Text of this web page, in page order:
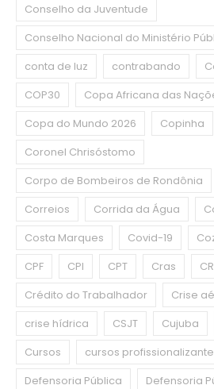
Conselho da Juventude
Conselho Nacional do Ministério
conta de luz
contrabando
COP30
Copa Africana das
Copa do Mundo 2026
Copinha
Coronel Chrisóstomo
Corpo de Bombeiros de Rondônia
Correios
Corrida da Água
Costa Marques
Covid-19
CPF
CPI CPT Cras
Crédito do Trabalhador
Crise
crise hídrica
CSJT Cujuba
Cursos
cursos
Defensoria Pública
Defensoria